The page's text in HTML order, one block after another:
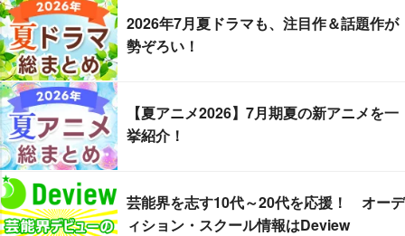
2026年7月夏ドラマも、注目作＆話題作が
勢ぞろい！
【夏アニメ2026】7月期夏の新アニメを一
挙紹介！
芸能界を志す10代～20代を応援！ オーデ
ィション・スクール情報はDeview